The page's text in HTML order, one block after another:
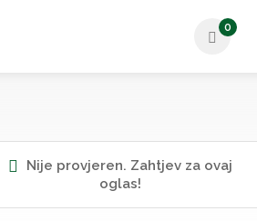
0
Nije provjeren. Zahtjev za ovaj
oglas!